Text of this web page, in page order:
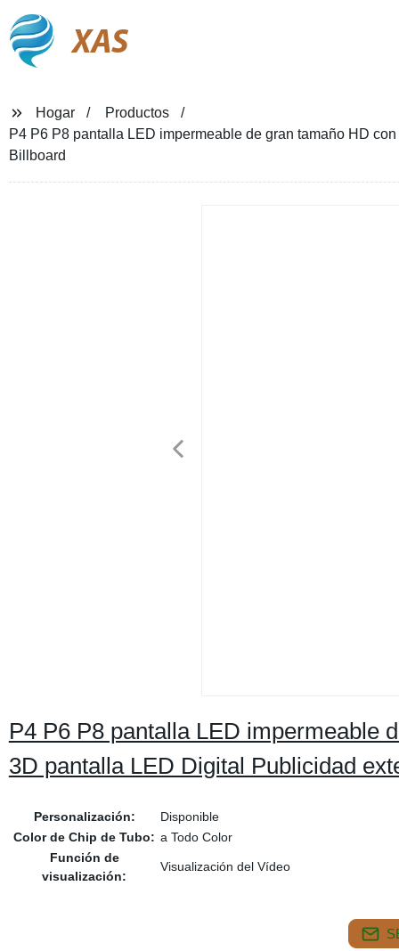
XAS
Hogar
Productos
P4 P6 P8 pantalla LED impermeable de gran tamaño HD
Billboard
P4 P6 P8 pantalla LED impermeable
3D pantalla LED Digital Publicidad
Personalización:
Disponible
Color de Chip de Tubo: a Todo Color
Función de
visualización:
Visualización del Vídeo